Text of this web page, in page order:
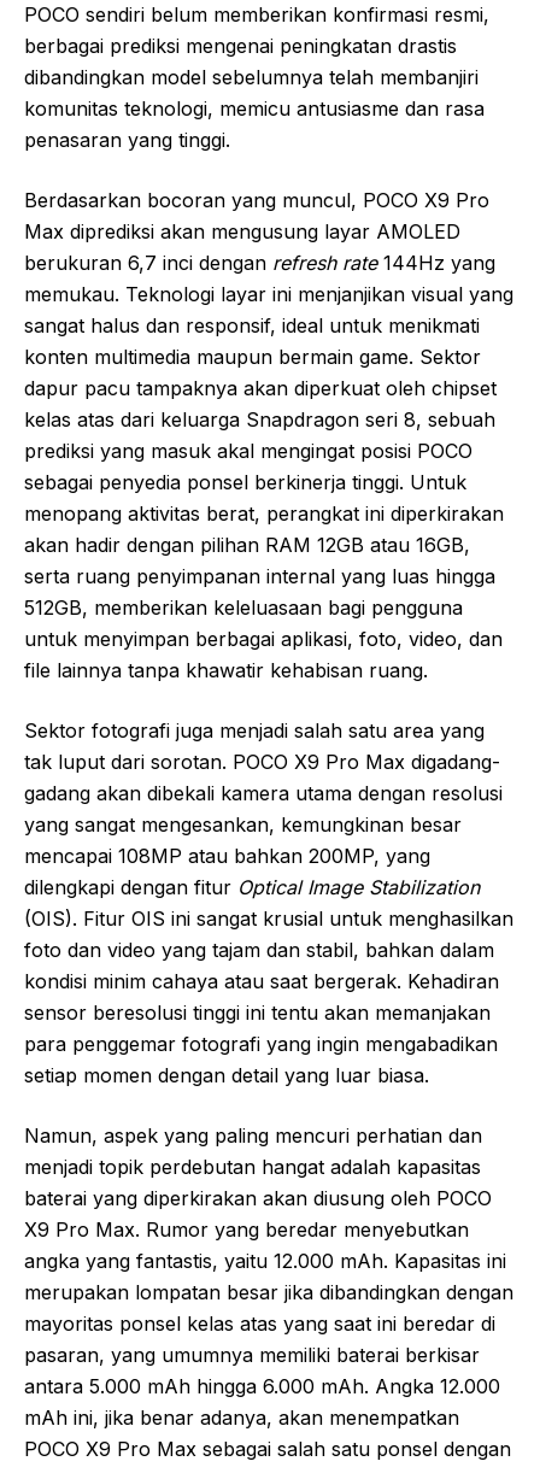
POCO sendiri belum memberikan konfirmasi resmi,
berbagai prediksi mengenai peningkatan drastis
dibandingkan model sebelumnya telah membanjiri
komunitas teknologi, memicu antusiasme dan rasa
penasaran yang tinggi.
Berdasarkan bocoran yang muncul, POCO X9 Pro
Max diprediksi akan mengusung layar AMOLED
berukuran 6,7 inci dengan refresh rate144Hz yang
memukau. Teknologi layar ini menjanjikan visual yang
sangat halus dan responsif, ideal untuk menikmati
konten multimedia maupun bermain game. Sektor
dapur pacu tampaknya akan diperkuat oleh chipset
kelas atas dari keluarga Snapdragon seri 8, sebuah
prediksi yang masuk akal mengingat posisi POCO
sebagai penyedia ponsel berkinerja tinggi. Untuk
menopang aktivitas berat, perangkat ini diperkirakan
akan hadir dengan pilihan RAM 12GB atau 16GB,
serta ruang penyimpanan internal yang luas hingga
512GB, memberikan keleluasaan bagi pengguna
untuk menyimpan berbagai aplikasi, foto, video, dan
file lainnya tanpa khawatir kehabisan ruang.
Sektor fotografi juga menjadi salah satu area yang
tak luput dari sorotan. POCO X9 Pro Max digadang-
gadang akan dibekali kamera utama dengan resolusi
yang sangat mengesankan, kemungkinan besar
mencapai 108MP atau bahkan 200MP, yang
dilengkapi dengan fitur Optical Image Stabilization
(OIS). Fitur OIS ini sangat krusial untuk menghasilkan
foto dan video yang tajam dan stabil, bahkan dalam
kondisi minim cahaya atau saat bergerak. Kehadiran
sensor beresolusi tinggi ini tentu akan memanjakan
para penggemar fotografi yang ingin mengabadikan
setiap momen dengan detail yang luar biasa.
Namun, aspek yang paling mencuri perhatian dan
menjadi topik perdebutan hangat adalah kapasitas
baterai yang diperkirakan akan diusung oleh POCO
X9 Pro Max. Rumor yang beredar menyebutkan
angka yang fantastis, yaitu 12.000 mAh. Kapasitas ini
merupakan lompatan besar jika dibandingkan dengan
mayoritas ponsel kelas atas yang saat ini beredar di
pasaran, yang umumnya memiliki baterai berkisar
antara 5.000 mAh hingga 6.000 mAh. Angka 12.000
mAh ini, jika benar adanya, akan menempatkan
POCO X9 Pro Max sebagai salah satu ponsel dengan